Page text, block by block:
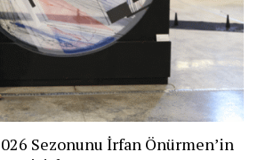
Sezonunu İrfan Önürmen’in